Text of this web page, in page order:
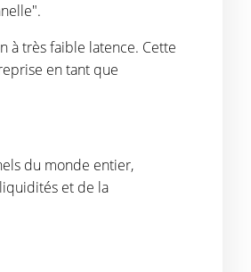
à très faible latence. Cette
en tant que
du monde entier,
et de la